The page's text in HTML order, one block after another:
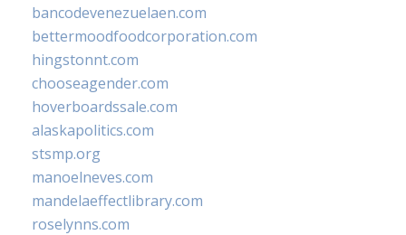
bancodevenezuelaen.com
bettermoodfoodcorporation.com
hingstonnt.com
chooseagender.com
hoverboardssale.com
alaskapolitics.com
stsmp.org
manoelneves.com
mandelaeffectlibrary.com
roselynns.com